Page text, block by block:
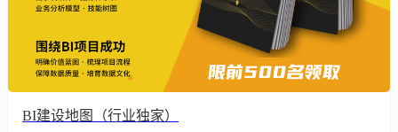
BI建设地图（行业独家）